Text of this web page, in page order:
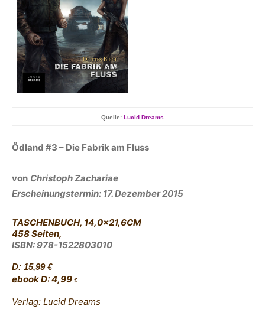
Quelle: Lucid Dreams
Ödland #3 – Die Fabrik am Fluss
von Christoph Zachariae
Erscheinungstermin: 17. Dezember 2015
TASCHENBUCH, 14,0×21,6CM
458 Seiten,
ISBN:978-1522803010
D: 15,99 €
ebookD: 4,99 €
Verlag: Lucid Dreams